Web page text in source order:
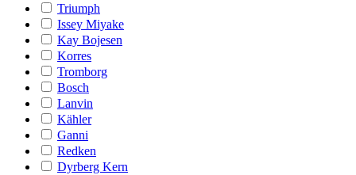
Triumph
Issey Miyake
Kay Bojesen
Korres
Tromborg
Bosch
Lanvin
Kähler
Ganni
Redken
Dyrberg Kern